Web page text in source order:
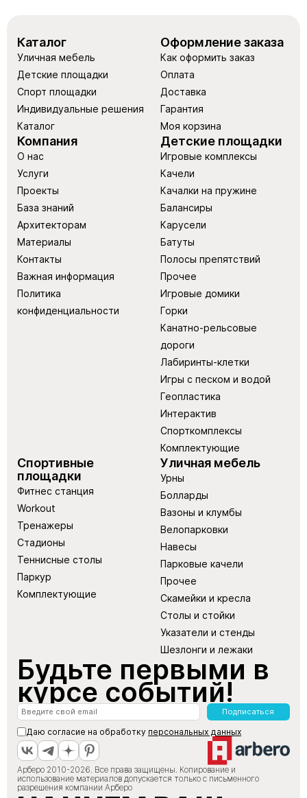
Каталог
Уличная мебель
Детские площадки
Спорт площадки
Индивидуальные решения
Каталог
Оформление заказа
Как оформить заказ
Оплата
Доставка
Гарантия
Моя корзина
Компания
О нас
Услуги
Проекты
База знаний
Архитекторам
Материалы
Контакты
Важная информация
Политика
конфиденциальности
Детские площадки
Игровые комплексы
Качели
Качалки на пружине
Балансиры
Карусели
Батуты
Полосы препятствий
Прочее
Игровые домики
Горки
Канатно-рельсовые
дороги
Лабиринты-клетки
Игры с песком и водой
Геопластика
Интерактив
Спорткомплексы
Комплектующие
Спортивные
площадки
Фитнес станция
Workout
Тренажеры
Стадионы
Теннисные столы
Паркур
Комплектующие
Уличная мебель
Урны
Болларды
Вазоны и клумбы
Велопарковки
Навесы
Парковые качели
Прочее
Скамейки и кресла
Столы и стойки
Указатели и стенды
Шезлонги и лежаки
Будьте первыми в
курсе событий!
Подписаться
Даю согласие на обработку персональных данных
Арберо 2010-2026. Все права защищены. Копирование и
использование материалов допускается только с письменного
разрешения компании Арберо